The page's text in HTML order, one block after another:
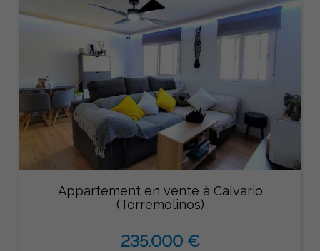
Appartement en vente à Calvario
(Torremolinos)
235.000 €